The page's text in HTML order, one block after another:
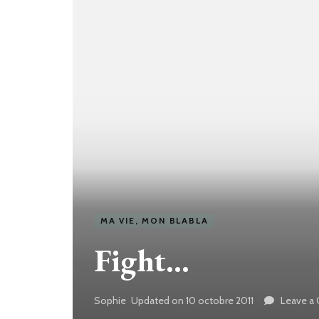
MA VIE, MON BLABLA
Fight…
Sophie Updated on 10 octobre 2011 Leave a